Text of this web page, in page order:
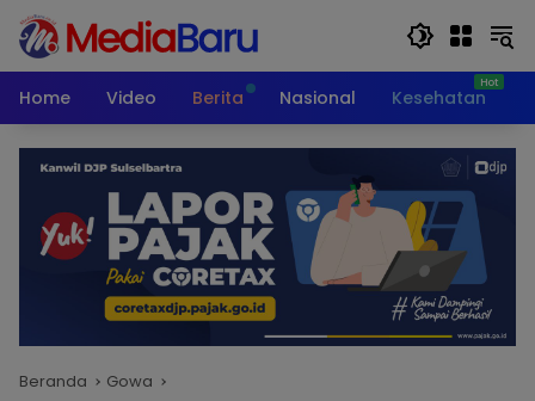
Langsung
konten
Home
Video Berita Nasional Kesehatan
Beranda Gowa